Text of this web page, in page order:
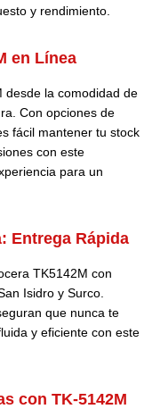
y rendimiento.
en Línea
desde la comodidad de
Con opciones de
fácil mantener tu stock
con este
para un
Entrega Rápida
TK5142M con
Isidro y Surco.
que nunca te
y eficiente con este
con TK-5142M